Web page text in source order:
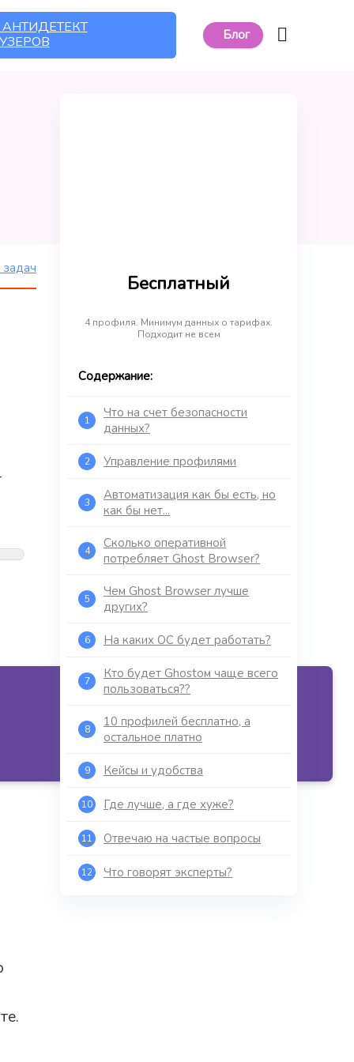
Блог
Бесплатный
4 профиля. Минимум данных о тарифах.
Подходит не всем
Содержание:
1
Что на счет безопасности
данных?
2 Управление профилями
3
Автоматизация как бы есть, но
как бы нет...
4
Сколько оперативной
потребляет Ghost Browser?
5
Чем Ghost Browser лучше
других?
6 На каких ОС будет работать?
7
Кто будет Ghostом чаще всего
пользоваться??
8
10 профилей бесплатно, а
остальное платно
9 Кейсы и удобства
10 Где лучше, а где хуже?
11 Отвечаю на частые вопросы
12 Что говорят эксперты?